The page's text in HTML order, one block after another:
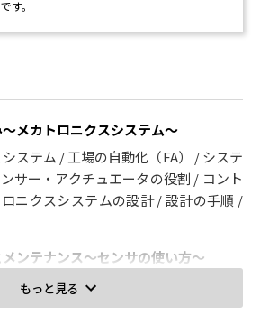
す。
メカトロニクスシステム～
ステム / 工場の自動化（FA） / システ
サー・アクチュエータの役割 / コント
ニクスシステムの設計 / 設計の手順 /
ンテナンス～センサの使い方～
障 / センサの種類と使い方 / マイクロス
ッチ / 磁気近接スイッチ / 圧力スイッ
もっと見る